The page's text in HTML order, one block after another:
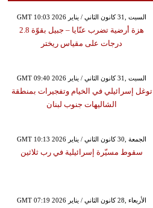
GMT 10:03 2026 السبت ,31 كانون الثاني / يناير
هزة أرضية تضرب عنّايا – جبيل بقوّة 2.8
درجات على مقياس ريختر
GMT 09:40 2026 السبت ,31 كانون الثاني / يناير
توغل إسرائيلي في الخيام وتفجيرات بمنطقة
الشاليهات جنوب لبنان
GMT 10:13 2026 الجمعة ,30 كانون الثاني / يناير
سقوط مسيّرة إسرائيلية في رب ثلاثين
GMT 07:19 2026 الأربعاء ,28 كانون الثاني / يناير